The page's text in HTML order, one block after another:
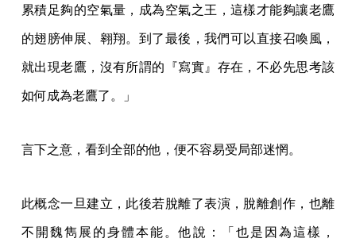
累積足夠的空氣量，成為空氣之王，這樣才能夠讓老鷹
的翅膀伸展、翱翔。到了最後，我們可以直接召喚風，
就出現老鷹，沒有所謂的『寫實』存在，不必先思考該
如何成為老鷹了。」
言下之意，看到全部的他，便不容易受局部迷惘。
此概念一旦建立，此後若脫離了表演，脫離創作，也離
不開魏雋展的身體本能。他說：「也是因為這樣，